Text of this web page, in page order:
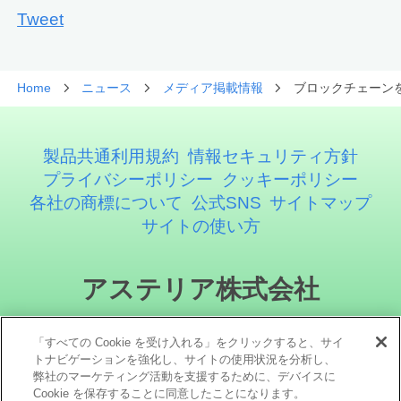
Tweet
Home ニュース メディア掲載情報 ブロックチェーン
製品共通利用規約 情報セキュリティ方針
プライバシーポリシー
クッキーポリシー
各社の商標について 公式SNS サイトマップ
サイトの使い方
アステリア株式会社
「すべての Cookie を受け入れる」をクリックすると、サイ
トナビゲーションを強化し、サイトの使用状況を分析し、
弊社のマーケティング活動を支援するために、デバイスに
Cookie を保存することに同意したことになります。